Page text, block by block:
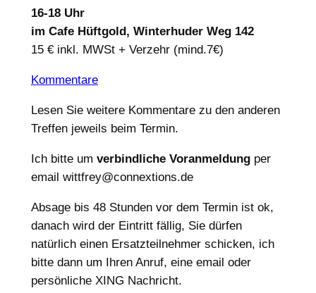
16-18 Uhr
im Cafe Hüftgold, Winterhuder Weg 142
15 € inkl. MWSt + Verzehr (mind.7€)
Kommentare
Lesen Sie weitere Kommentare zu den anderen
Treffen jeweils beim Termin.
Ich bitte um verbindliche Voranmeldungper
email wittfrey@connextions.de
Absage bis 48 Stunden vor dem Termin ist ok,
danach wird der Eintritt fällig, Sie dürfen
natürlich einen Ersatzteilnehmer schicken, ich
bitte dann um Ihren Anruf, eine email oder
persönliche XING Nachricht.